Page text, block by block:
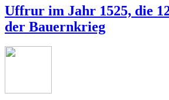
Uffrur im Jahr 1525, die
der Bauernkrieg